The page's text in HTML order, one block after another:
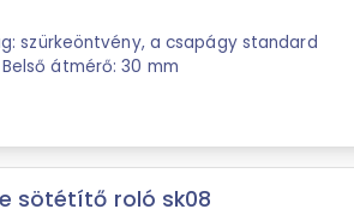
csapágyacélból Belső átmérő: 30 mm
sötétítő roló sk08